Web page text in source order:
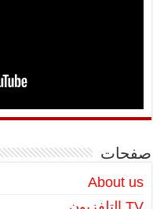
صفحات
About us